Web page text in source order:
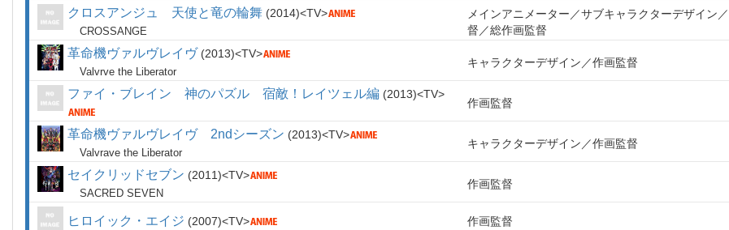
クロスアンジュ 天使と竜の輪舞 2014 TV
CROSSANGE
メインアニメーター サブキャラクターデザイン
督
総作画監督
革命機ヴァルヴレイヴ 2013 TV
Valvrve the Liberator
キャラクターデザイン 作画監督
ファイ・ブレイン 神のパズル 宿敵！レイツェル編 2013 TV
作画監督
革命機ヴァルヴレイヴ 2ndシーズン 2013 TV
Valvrave the Liberator
キャラクターデザイン 作画監督
セイクリッドセブン 2011 TV
SACRED SEVEN
作画監督
ヒロイック・エイジ 2007 TV 作画監督